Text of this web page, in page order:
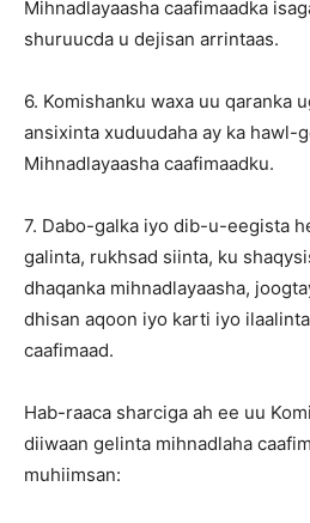
Mihnadlayaasha caafimaadka
shuruucda u dejisan arrintaas.
6. Komishanku waxa uu qaranka
ansixinta xuduudaha ay ka hawl-
Mihnadlayaasha caafimaadku.
7. Dabo-galka iyo dib-u-eegista
galinta, rukhsad siinta, ku
dhaqanka mihnadlayaasha,
dhisan aqoon iyo karti iyo
caafimaad.
Hab-raaca sharciga ah ee uu
diiwaan gelinta mihnadlaha
muhiimsan: